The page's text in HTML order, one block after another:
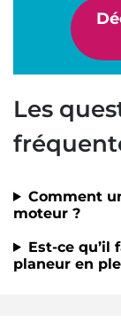
Les
Comment
moteur ?
Est-ce qu’il
planeur en